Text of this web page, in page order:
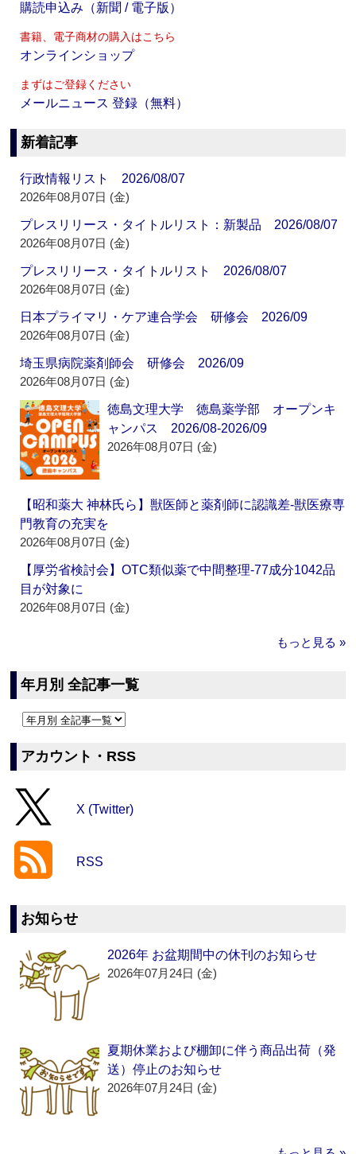
購読申込み（新聞 / 電子版）
書籍、電子商材の購入はこちら
オンラインショップ
まずはご登録ください
メールニュース 登録（無料）
新着記事
行政情報リスト 2026/08/07
2026年08月07日 (金)
プレスリリース・タイトルリスト：新製品 2026/08/07
2026年08月07日 (金)
プレスリリース・タイトルリスト 2026/08/07
2026年08月07日 (金)
日本プライマリ・ケア連合学会 研修会 2026/09
2026年08月07日 (金)
埼玉県病院薬剤師会 研修会 2026/09
2026年08月07日 (金)
徳島文理大学 徳島薬学部 オープンキ
ャンパス 2026/08-2026/09
2026年08月07日 (金)
【昭和薬大 神林氏ら】獣医師と薬剤師に認識差‐獣医療専
門教育の充実を
2026年08月07日 (金)
【厚労省検討会】OTC類似薬で中間整理‐77成分1042品
目が対象に
2026年08月07日 (金)
もっと見る »
年月別 全記事一覧
アカウント・RSS
X (Twitter)
RSS
お知らせ
2026年 お盆期間中の休刊のお知らせ
2026年07月24日 (金)
夏期休業および棚卸に伴う商品出荷（発
送）停止のお知らせ
2026年07月24日 (金)